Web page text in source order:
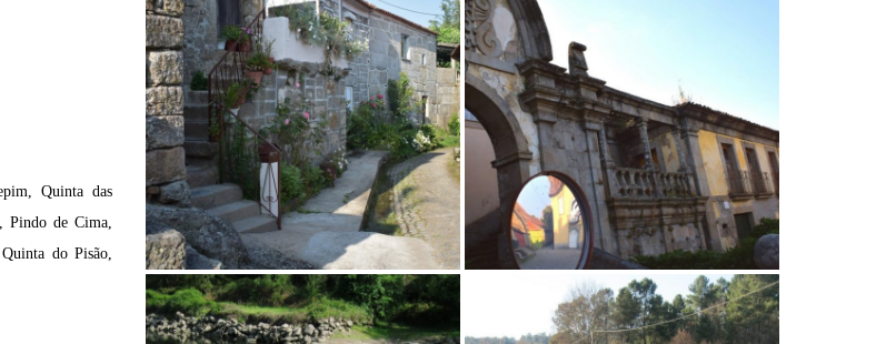
Quinta das
Pindo de Cima,
do Pisão,